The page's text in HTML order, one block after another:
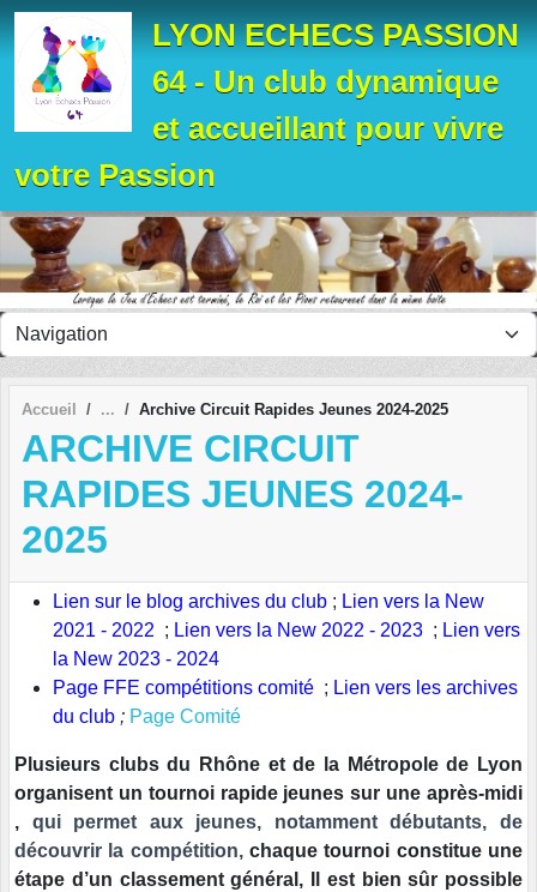
LYON ECHECS PASSION
64 - Un club dynamique
et accueillant pour vivre
votre Passion
Accueil Archive Circuit Rapides Jeunes 2024-2025
ARCHIVE CIRCUIT
RAPIDES JEUNES 2024-
2025
Lien sur le blog archives du club ; Lien vers la New
2021 - 2022 ; Lien vers la New 2022 - 2023 ; Lien vers
la New 2023 - 2024
Page FFE compétitions comité ; Lien vers les archives
du club ; Page Comité
Plusieurs clubs du Rhône et de la Métropole de Lyon
organisent un tournoi rapide jeunes sur une après-midi
, qui permet aux jeunes, notamment débutants, de
découvrir la compétition, chaque tournoi constitue une
étape d’un classement général,
Il est bien sûr possible
Panneau de gestion des cookies